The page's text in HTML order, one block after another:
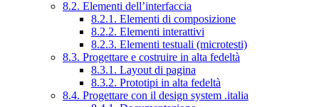
8.2. Elementi dell’interfaccia
8.2.1. Elementi di composizione
8.2.2. Elementi interattivi
8.2.3. Elementi testuali (microtesti)
8.3. Progettare e costruire in alta fedeltà
8.3.1. Layout di pagina
8.3.2. Prototipi in alta fedeltà
8.4. Progettare con il design system .italia